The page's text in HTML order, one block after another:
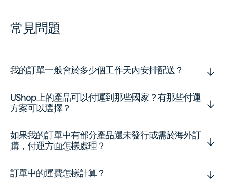
常見問題
我的訂單一般會於多少個工作天內安排配送？
UShop上的產品可以付運到那些國家？有那些付運
方案可以選擇？
如果我的訂單中有部分產品還未發行或需於海外訂
購，付運方面怎樣處理？
訂單中的運費怎樣計算？